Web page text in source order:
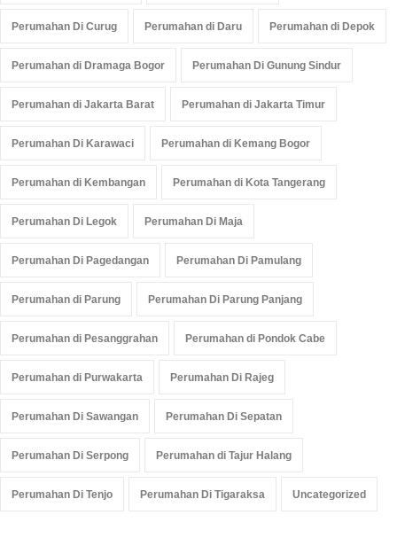
Perumahan Di Curug Perumahan di Daru Perumahan di Depok
Perumahan di Dramaga Bogor Perumahan Di Gunung Sindur
Perumahan di Jakarta Barat Perumahan di Jakarta Timur
Perumahan Di Karawaci Perumahan di Kemang Bogor
Perumahan di Kembangan Perumahan di Kota Tangerang
Perumahan Di Legok Perumahan Di Maja
Perumahan Di Pagedangan Perumahan Di Pamulang
Perumahan di Parung Perumahan Di Parung Panjang
Perumahan di Pesanggrahan Perumahan di Pondok Cabe
Perumahan di Purwakarta Perumahan Di Rajeg
Perumahan Di Sawangan Perumahan Di Sepatan
Perumahan Di Serpong Perumahan di Tajur Halang
Perumahan Di Tenjo Perumahan Di Tigaraksa Uncategorized